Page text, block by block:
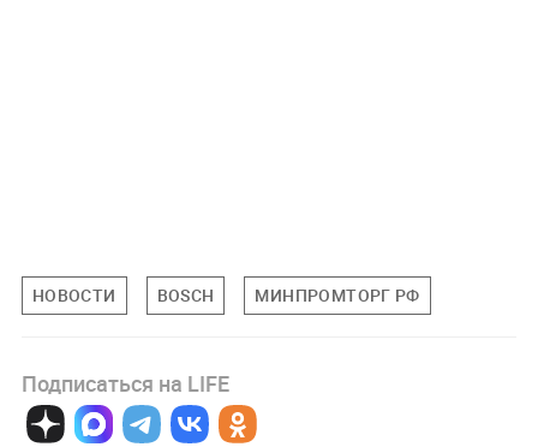
НОВОСТИ BOSCH МИНПРОМТОРГ РФ
Подписаться на LIFE